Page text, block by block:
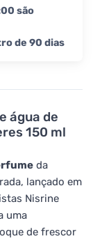
água de
150 ml
da
lançado em
Nisrine
uma
de frescor
são
de 90 dias